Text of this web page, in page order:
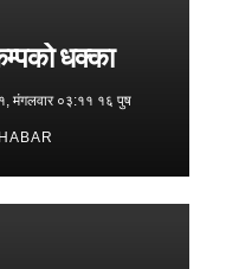
धक्का
मंगलवार ०३:११ १६ पुष